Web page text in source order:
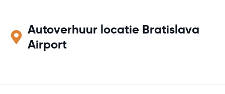
Autoverhuur locatie Bratislava
Airport